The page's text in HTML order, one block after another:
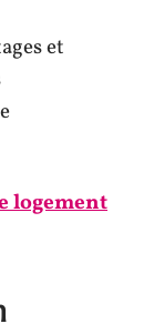
et
logement